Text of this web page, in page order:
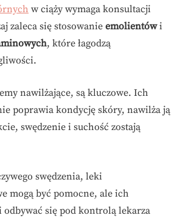
w ciąży wymaga konsultacji
zaleca się stosowanie emolientówi
, które łagodzą
nawilżające, są kluczowe. Ich
poprawia kondycję skóry, nawilża ją
swędzenie i suchość zostają
swędzenia, leki
mogą być pomocne, ale ich
się pod kontrolą lekarza